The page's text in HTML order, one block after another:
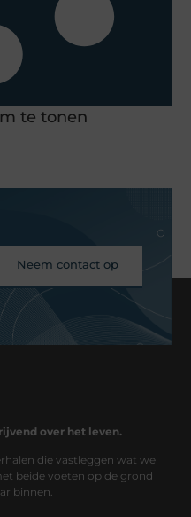
te tonen
Neem contact op
over het leven.
die vastleggen wat we
beide voeten op de grond
binnen.